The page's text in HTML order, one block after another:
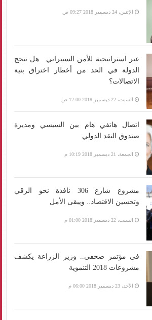
الإثنين، 24 ديسمبر 2018 09:27 ص
عبر استراتيجية للأمن السيبراني.. هل تنجح
الدولة في الحد من أخطار اختراق بنية
الاتصالات؟
السبت، 22 ديسمبر 2018 12:00 ص
اتصال هاتفي هام بين السيسي ومديرة
صندوق النقد الدولي
الجمعة، 21 ديسمبر 2018 10:19 م
مشروع شارع 306 نافذة نحو الرقي
وتحسين الاقتصاد.. ويبقى الأمل
السبت، 22 ديسمبر 2018 01:00 م
في مؤتمر صحفي.. وزير الزراعة يكشف
مشروعات 2018 التنموية
الأحد، 23 ديسمبر 2018 06:00 م